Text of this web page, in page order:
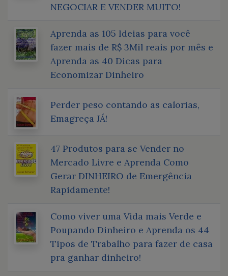
NEGOCIAR E VENDER MUITO!
Aprenda as 105 Ideias para você
fazer mais de R$ 3Mil reais por mês e
Aprenda as 40 Dicas para
Economizar Dinheiro
Perder peso contando as calorias,
Emagreça JÁ!
47 Produtos para se Vender no
Mercado Livre e Aprenda Como
Gerar DINHEIRO de Emergência
Rapidamente!
Como viver uma Vida mais Verde e
Poupando Dinheiro e Aprenda os 44
Tipos de Trabalho para fazer de casa
pra ganhar dinheiro!